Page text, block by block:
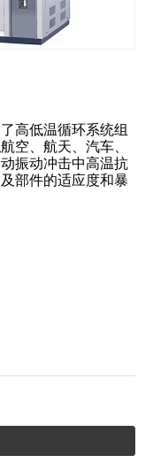
高低温循环系统组
空、航天、汽车、
振动冲击中高温抗
部件的适应度和暴